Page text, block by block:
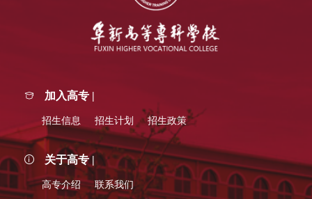
加入高专 |
招生信息 招生计划 招生政策
关于高专 |
高专介绍 联系我们